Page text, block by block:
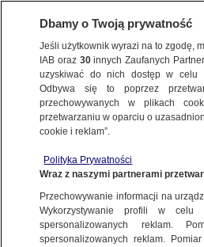
Dbamy o Twoją prywatność
Jeśli użytkownik wyrazi na to zgodę,
IAB oraz 30innych Zaufanych
uzyskiwać do nich dostęp w celu
Odbywa się to poprzez
przechowywanych w plikach
przetwarzaniu w oparciu o
cookie i reklam”.
Polityka Prywatności
Wraz z naszymi partnerami
Przechowywanie informacji na
Wykorzystywanie profili w celu
spersonalizowanych reklam.
spersonalizowanych reklam.